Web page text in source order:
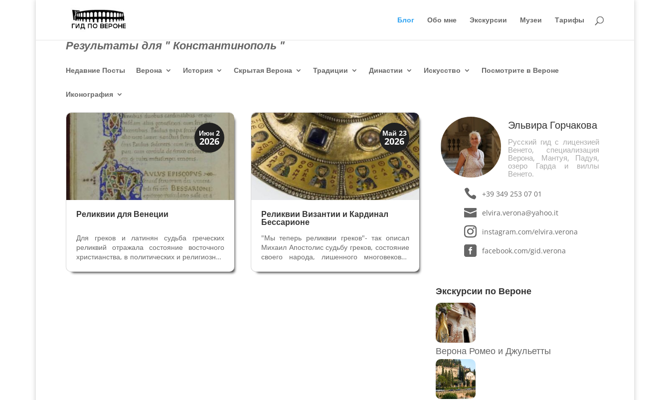
Блог Обо мне Экскурсии Музеи Тарифы
Результаты для " Константинополь "
Недавние Посты Верона История Скрытая Верона Традиции Династии Искусство Посмотрите в Вероне
Иконография
Июн 2
2026
Святые и реликвии
Традиции
Реликвии для Венеции
Для греков и латинян судьба греческих
реликвий отражала состояние восточного
христианства, в политических и религиозных
было частью пропаганды крестового похода.
Май 23
2026
Святые и реликвии
Традиции
Реликвии Византии и Кардинал
Бессарионе
"Мы теперь реликвии греков"- так описал
Михаил Апостолис судьбу греков, состояние
своего народа, лишенного многовековой
Слова греческого теолога и гуманиста
Эльвира Горчакова
Русский гид с лицензией
Венето, специализация
Верона, Мантуя, Падуя,
озеро Гарда и виллы
Венето.
+39 349 253 07 01
elvira.verona@yahoo.it
instagram.com/elvira.verona
facebook.com/gid.verona
Экскурсии по Вероне
Верона Ромео и Джульетты